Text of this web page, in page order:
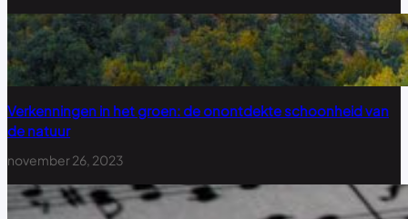
Verkenningen in het groen: de onontdekte schoonheid van
de natuur
november 26, 2023